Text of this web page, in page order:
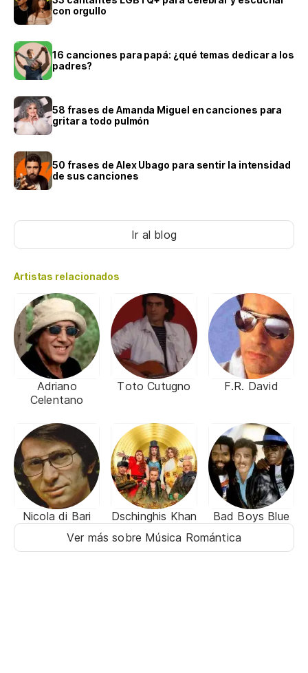
con orgullo
16 canciones para papá: ¿qué temas dedicar a los
padres?
58 frases de Amanda Miguel en canciones para
gritar a todo pulmón
50 frases de Alex Ubago para sentir la intensidad
de sus canciones
Ir al blog
Artistas relacionados
Adriano
Celentano
Toto Cutugno F.R. David
Nicola di Bari Dschinghis Khan
Bad Boys Blue
Ver más sobre Música Romántica